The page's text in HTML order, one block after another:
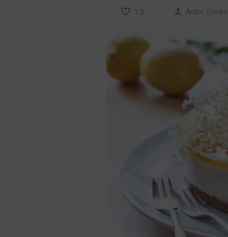
13 Autor článku: